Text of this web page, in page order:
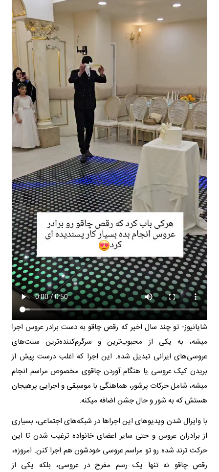
شایانیوز- تو چند سال اخیر که رقص چاقو به دست برادر عروس اجرا
میشه، به یکی از محبوب‌ترین و سرگرم‌کننده‌ترین سنت‌های
عروسی‌های ایرانی تبدیل شده. این اجرا که اغلب درست پیش از
بریدن کیک عروسی یا هنگام آوردن چاقوی مخصوص مراسم انجام
میشه، شامل حرکات پرشور، هماهنگی با موسیقی و اجرایی پرهیجان
هستش که به شور و حال جشن اضافه میکنه.
با وایرال شدن ویدیوهای این اجراها در شبکه‌های اجتماعی، بسیاری
از برادران عروس و حتی سایر اعضای خانواده ترغیب شدن تا این
حرکت ترند شده رو تو مراسم عروسی خودشون هم اجرا کنن. امروزه،
رقص چاقو نه تنها یک رسم مفرح در عروسی، بلکه یکی از